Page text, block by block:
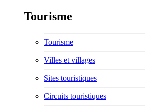
Tourisme
Tourisme
Villes et villages
Sites touristiques
Circuits touristiques